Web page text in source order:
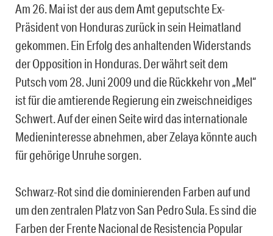
Am 26. Mai ist der aus dem Amt geputschte Ex-
Präsident von Honduras zurück in sein Heimatland
gekommen. Ein Erfolg des anhaltenden Widerstands
der Opposition in Honduras. Der währt seit dem
Putsch vom 28. Juni 2009 und die Rückkehr von „Mel“
ist für die amtierende Regierung ein zweischneidiges
Schwert. Auf der einen Seite wird das internationale
Medieninteresse abnehmen, aber Zelaya könnte auch
für gehörige Unruhe sorgen.
Schwarz-Rot sind die dominierenden Farben auf und
um den zentralen Platz von San Pedro Sula. Es sind die
Farben der Frente Nacional de Resistencia Popular